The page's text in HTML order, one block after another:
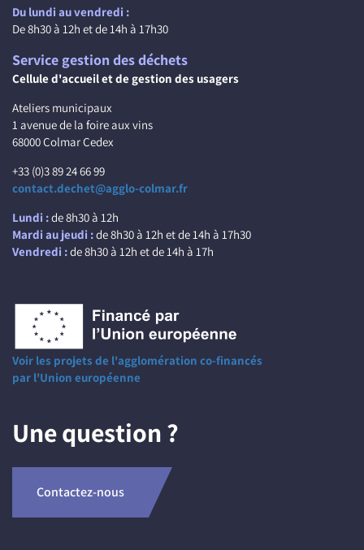
Du lundi au vendredi :
De 8h30 à 12h et de 14h à 17h30
Service gestion des déchets
Cellule d'accueil et de gestion des usagers
Ateliers municipaux
1 avenue de la foire aux vins
68000 Colmar Cedex
+33 (0)3 89 24 66 99
contact.dechet@agglo-colmar.fr
Lundi :de 8h30 à 12h
Mardi au jeudi :de 8h30 à 12h et de 14h à 17h30
Vendredi :de 8h30 à 12h et de 14h à 17h
Voir les projets de l'agglomération co-financés
par l'Union européenne
Une question ?
Contactez-nous